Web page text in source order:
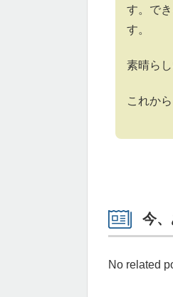
す。で
す。
素晴ら
これか
今
No related